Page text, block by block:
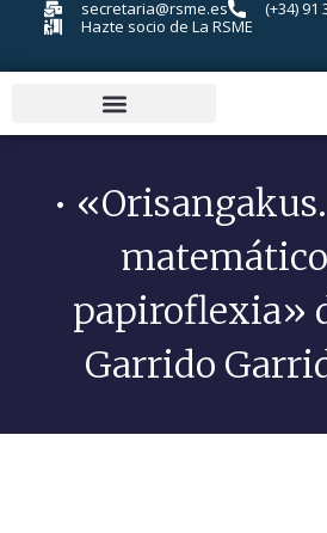
secretaria@rsme.es
(+34) 91
Hazte socio de La RSME
•
papiroflexia»
Garrido